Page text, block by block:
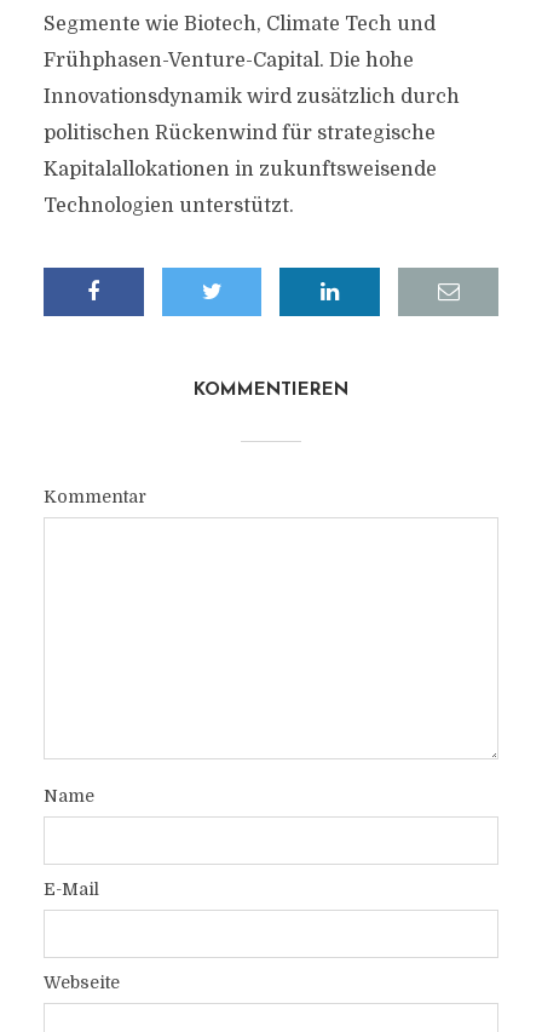
Segmente wie Biotech, Climate Tech und
Frühphasen-Venture-Capital. Die hohe
Innovationsdynamik wird zusätzlich durch
politischen Rückenwind für strategische
Kapitalallokationen in zukunftsweisende
Technologien unterstützt.
KOMMENTIEREN
Kommentar
Name
E-Mail
Webseite